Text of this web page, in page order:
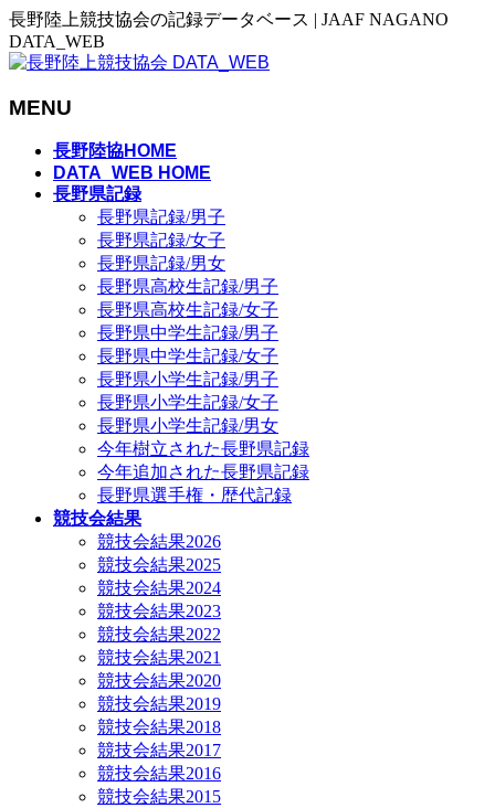
長野陸上競技協会の記録データベース | JAAF NAGANO
DATA_WEB
MENU
長野陸協HOME
DATA_WEB HOME
長野県記録
長野県記録/男子
長野県記録/女子
長野県記録/男女
長野県高校生記録/男子
長野県高校生記録/女子
長野県中学生記録/男子
長野県中学生記録/女子
長野県小学生記録/男子
長野県小学生記録/女子
長野県小学生記録/男女
今年樹立された長野県記録
今年追加された長野県記録
長野県選手権・歴代記録
競技会結果
競技会結果2026
競技会結果2025
競技会結果2024
競技会結果2023
競技会結果2022
競技会結果2021
競技会結果2020
競技会結果2019
競技会結果2018
競技会結果2017
競技会結果2016
競技会結果2015